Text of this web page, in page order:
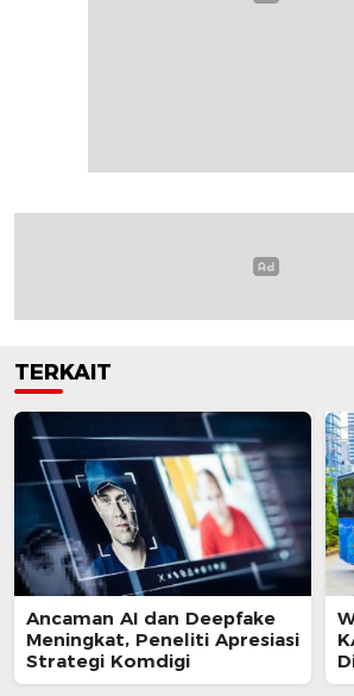
TERKAIT
Ancaman AI dan Deepfake
Meningkat, Peneliti Apresiasi
Strategi Komdigi